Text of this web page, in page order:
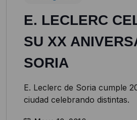
E. LECLERC
SU XX
SORIA
E. Leclerc de Soria cumple
ciudad celebrando distintas.